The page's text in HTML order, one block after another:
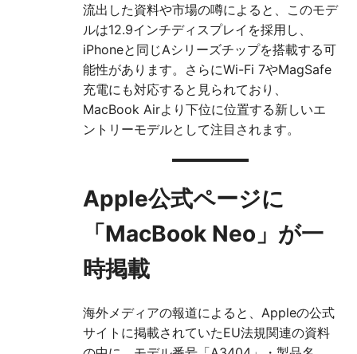
流出した資料や市場の噂によると、このモデ
ルは12.9インチディスプレイを採用し、
iPhoneと同じAシリーズチップを搭載する可
能性があります。さらにWi-Fi 7やMagSafe
充電にも対応すると見られており、
MacBook Airより下位に位置する新しいエ
ントリーモデルとして注目されます。
Apple公式ページに
「MacBook Neo」が一
時掲載
海外メディアの報道によると、Appleの公式
サイトに掲載されていたEU法規関連の資料